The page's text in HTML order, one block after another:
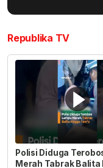
Republika TV
Polisi Diduga
Merah Tabrak Balita